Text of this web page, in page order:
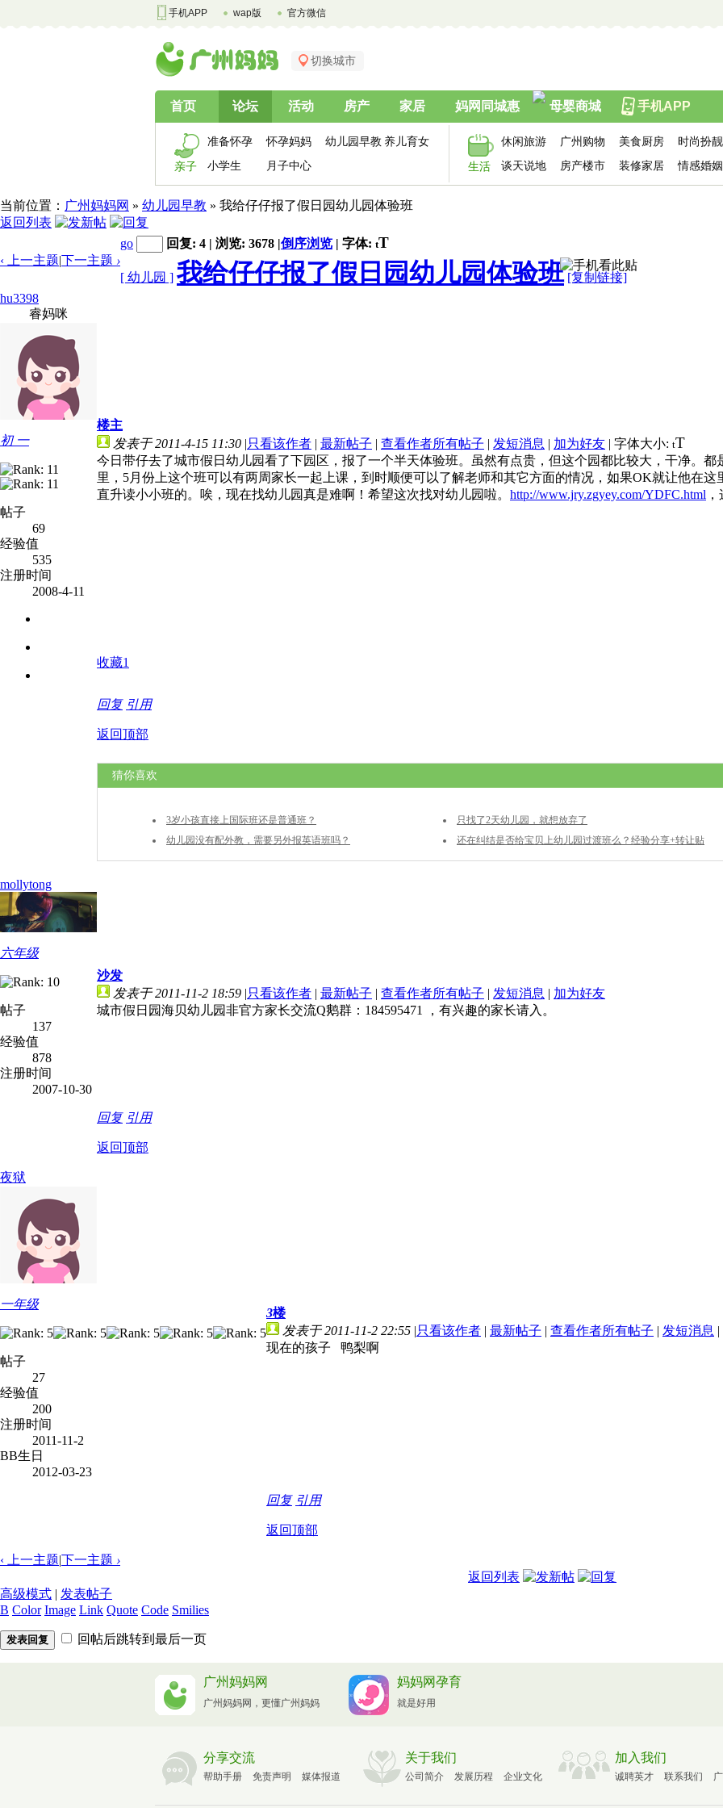
手机APP wap版 官方微信
切换城市
首页 论坛 活动 房产 家居 妈网同城惠 母婴商城 手机APP
亲子
准备怀孕 怀孕妈妈 幼儿园早教 养儿育女
小学生
月子中心 生活
休闲旅游 广州购物 美食厨房
时尚扮靓
谈天说地
房产楼市 装修家居 情感婚姻
当前位置： 广州妈妈网 » 幼儿园早教 » 我给仔仔报了假日园幼儿园体验班
返回列表
‹ 上一主题|下一主题 ›
go 回复: 4 | 浏览: 3678 |倒序浏览 | 字体: tT
[ 幼儿园 ] 我给仔仔报了假日园幼儿园体验班 [复制链接]
hu3398
睿妈咪
初 一
帖子
69
经验值
535
注册时间
2008-4-11
楼主
发表于 2011-4-15 11:30 |只看该作者 | 最新帖子 | 查看作者所有帖子 | 发短消息 | 加为好友 | 字体大小: tT
今日带仔去了城市假日幼儿园看了下园区，报了一个半天体验班。虽然有点贵，但这个园都比较大，干净。
里，5月份上这个班可以有两周家长一起上课，到时顺便可以了解老师和其它方面的情况，如果OK就让他在
直升读小小班的。唉，现在找幼儿园真是难啊！希望这次找对幼儿园啦。 http://www.jry.zgyey.com/YDFC.html
收藏1
回复 引用
返回顶部
猜你喜欢
3岁小孩直接上国际班还是普通班？
只找了2天幼儿园，就想放弃了
幼儿园没有配外教，需要另外报英语班吗？
还在纠结是否给宝贝上幼儿园过渡班么？经验分享+转让贴
mollytong
六年级
帖子
137
经验值
878
注册时间
2007-10-30
沙发
发表于 2011-11-2 18:59 |只看该作者 | 最新帖子 | 查看作者所有帖子 | 发短消息 | 加为好友
城市假日园海贝幼儿园非官方家长交流Q鹅群：184595471 ，有兴趣的家长请入。
回复 引用
返回顶部
夜狱
一年级
帖子
27
经验值
200
注册时间
2011-11-2
BB生日
2012-03-23
3楼
发表于 2011-11-2 22:55 |只看该作者 | 最新帖子 | 查看作者所有帖子 | 发短消息 |
现在的孩子 鸭梨啊
回复 引用
返回顶部
‹ 上一主题|下一主题 ›
返回列表
高级模式 | 发表帖子
B Color Image Link Quote Code Smilies
发表回复 回帖后跳转到最后一页
广州妈妈网
广州妈妈网，更懂广州妈妈
妈妈网孕育
就是好用
分享交流
帮助手册 免责声明 媒体报道
关于我们
公司简介 发展历程 企业文化
加入我们
诚聘英才 联系我们